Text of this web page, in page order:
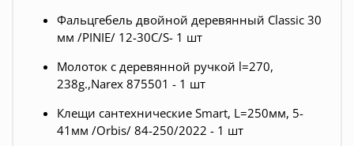
Фальцгебель двойной деревянный Classic 30
мм /PINIE/ 12-30C/S- 1 шт
Молоток с деревянной ручкой l=270,
238g.,Narex 875501 - 1 шт
Клещи сантехнические Smart, L=250мм, 5-
41мм /Orbis/ 84-250/2022 - 1 шт